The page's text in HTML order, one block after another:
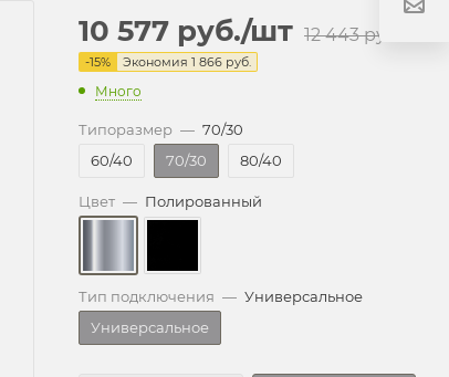
10 577 руб./шт 12 443руб.
-15% Экономия 1 866 руб.
Много
Типоразмер — 70/30
60/40
70/30 80/40
Цвет — Полированный
Тип подключения — Универсальное
Универсальное